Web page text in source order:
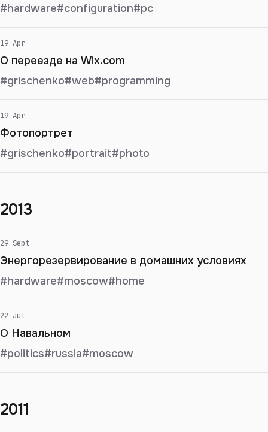
#hardware#configuration#pc
19 Apr
О переезде на Wix.com
#grischenko#web#programming
19 Apr
Фотопортрет
#grischenko#portrait#photo
2013
29 Sept
Энергорезервирование в домашних условиях
#hardware#moscow#home
22 Jul
О Навальном
#politics#russia#moscow
2011